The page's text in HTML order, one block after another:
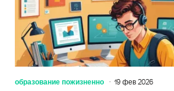
образование пожизненно 19 фев 2026